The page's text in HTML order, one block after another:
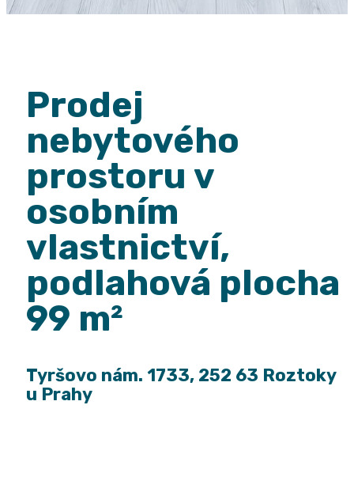
Prodej
nebytového
prostoru v
osobním
vlastnictví,
podlahová plocha
99 m²
Tyršovo nám. 1733, 252 63 Roztoky
u Prahy